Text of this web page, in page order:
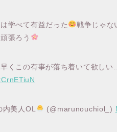
学べて有益だった
戦争じゃな
張ろう
くこの有事が落ち着いて欲し
美人OL (@marunouchiol_)